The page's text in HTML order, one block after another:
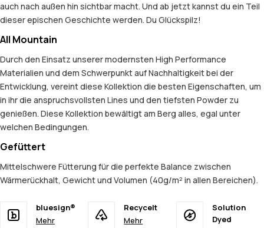
auch nach außen hin sichtbar macht. Und ab jetzt kannst du ein Teil
dieser epischen Geschichte werden. Du Glückspilz!
All Mountain
Durch den Einsatz unserer modernsten High Performance
Materialien und dem Schwerpunkt auf Nachhaltigkeit bei der
Entwicklung, vereint diese Kollektion die besten Eigenschaften, um
in ihr die anspruchsvollsten Lines und den tiefsten Powder zu
genießen. Diese Kollektion bewältigt am Berg alles, egal unter
welchen Bedingungen.
Gefüttert
Mittelschwere Fütterung für die perfekte Balance zwischen
Wärmerückhalt, Gewicht und Volumen (40g/m² in allen Bereichen).
bluesign®
Mehr
Recycelt
Mehr
Solution
Dyed